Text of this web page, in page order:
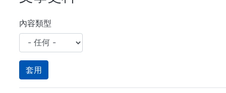
結
內容類型